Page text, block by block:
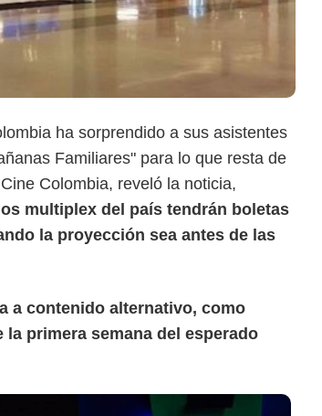
ha sorprendido a sus asistentes
Familiares" para lo que resta de
Colombia, reveló la noticia,
multiplex del país tendrán boletas
la proyección sea antes de las
a contenido alternativo, como
primera semana del esperado